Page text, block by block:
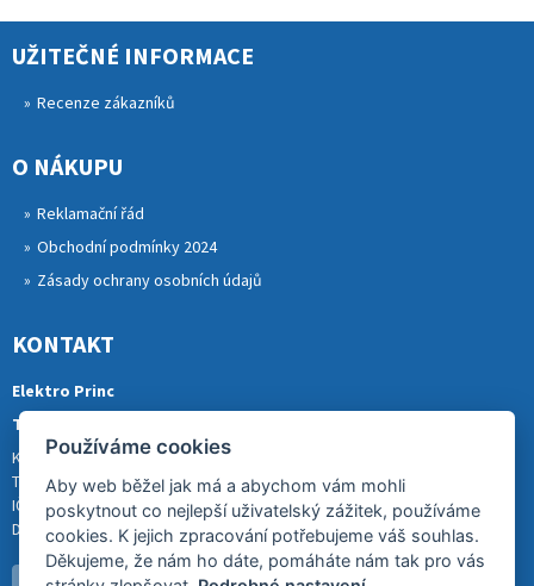
UŽITEČNÉ INFORMACE
Recenze zákazníků
O NÁKUPU
Reklamační řád
Obchodní podmínky 2024
Zásady ochrany osobních údajů
KONTAKT
Elektro Princ
Tomáš Princ
Krkonošská 290, 46841 TANVALD
Tel.: 773 880 988
IČ: 01153731
DIČ: CZ8007202522
Používáme cookies
Aby web běžel jak má a abychom vám mohli
poskytnout co nejlepší uživatelský zážitek, používáme
cookies. K jejich zpracování potřebujeme váš souhlas.
Děkujeme, že nám ho dáte, pomáháte nám tak pro vás